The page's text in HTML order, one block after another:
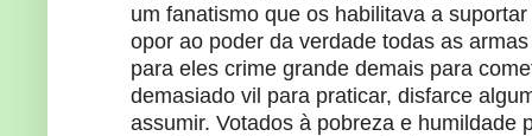
um fanatismo que os habilitava a
opor ao poder da verdade todas as
para eles crime grande demais para
demasiado vil para praticar, disfarce
assumir. Votados à pobreza e humildade